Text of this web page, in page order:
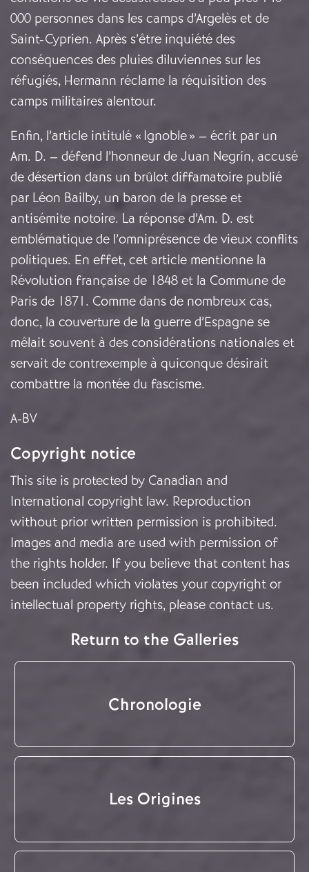
000 personnes dans les camps d’Argelès et de
Saint-Cyprien. Après s’être inquiété des
conséquences des pluies diluviennes sur les
réfugiés, Hermann réclame la réquisition des
camps militaires alentour.
Enfin, l’article intitulé « Ignoble » – écrit par un
Am. D. – défend l’honneur de Juan Negrín, accusé
de désertion dans un brûlot diffamatoire publié
par Léon Bailby, un baron de la presse et
antisémite notoire. La réponse d’Am. D. est
emblématique de l’omniprésence de vieux conflits
politiques. En effet, cet article mentionne la
Révolution française de 1848 et la Commune de
Paris de 1871. Comme dans de nombreux cas,
donc, la couverture de la guerre d’Espagne se
mêlait souvent à des considérations nationales et
servait de contrexemple à quiconque désirait
combattre la montée du fascisme.
A-BV
Copyright notice
This site is protected by Canadian and
International copyright law. Reproduction
without prior written permission is prohibited.
Images and media are used with permission of
the rights holder. If you believe that content has
been included which violates your copyright or
intellectual property rights, please contact us.
Return to the Galleries
Chronologie
Les Origines